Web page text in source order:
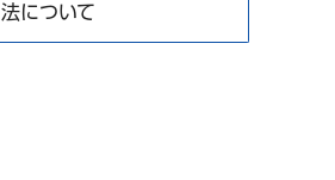
法について